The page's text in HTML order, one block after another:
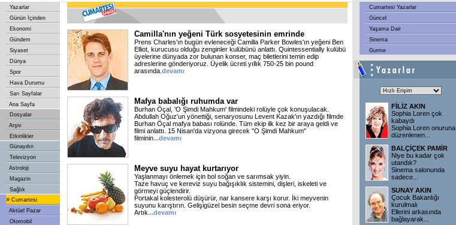
Yazarlar
Günün İçinden
Ekonomi
Gündem
Siyaset
Dünya
Spor
Hava Durumu
Sarı Sayfalar
Ana Sayfa
Dosyalar
Arşiv
Etkinlikler
Günaydın
Televizyon
Astroloji
Magazin
Sağlık
» Cumartesi
Aktüel Pazar
Otomobil
Camilla'nın yeğeni Türk sosyetesinin emrinde
Prens Charles'ın bugün evleneceği Camilla Parker Bowles'ın yeğeni Ben
Elliot, kurucusu olduğu zenginler kulübünü anlattı. Quintessentially kulübü
üyelerine dünyada zor bulunan konser, maç biletlerini temin edip
adreslerine gönderiyoruz. Üyelik ücreti yıllık 750-25 bin pound
arasında. devamı
Mafya babalığı ruhumda var
Burhan Öçal, 'O Şimdi Mahkum' filmindeki rolüyle çok konuşulacak.
Abdullah Oğuz'un yönettiği, senaryosunu Levent Kazak'ın yazdığı filmde
Burhan Öçal mafya babası rolünde. Tüm ekip ilk kez bir araya geldi ve
filmi anlattı. 15 Nisan'da vizyona girecek "O Şimdi Mahkum"
filminin...devamı
Meyve suyu hayat kurtarıyor
Yaşlanmayı önlemek için bol soğan ve sarımsak yiyin.
Taze havuç ve kereviz suyu bağışıklık sistemini, dişleri, iskeleti ve
görmeyi güçlendirir.
Portakal kolesterolü düşürür, nar kansere karşı korur. İki meyvenin
suyunu karıştırın. Gelişigüzel besin seçme devri sona eriyor.
Artık...devamı
Cumartesi Yazarlar
Güncel
Yaşama Dair
Sinema
Gurme
FİLİZ AKIN
Sophia Loren çok
kabaydı
Sophia Loren onuruna
düzenlenen
BALÇİÇEK PAMİR
Niye bu kadar çok
utandık?
Sinema salonunda
sadece
SUNAY AKIN
Çocuk Bakanlığı
kurulmalı
Ellerini arkasında
bağlayarak